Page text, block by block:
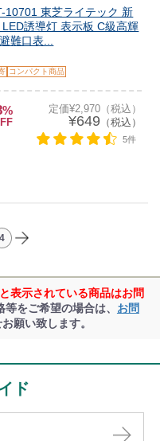
10701 東芝ライテック 新
LED誘導灯 表示板 C級高輝
難口表...
コンパクト商品
% 定価¥2,970（税込）
¥649 （税込）
5件
4
表示されている商品はお問
等をご希望の場合は、 お問
願い致します。
ド